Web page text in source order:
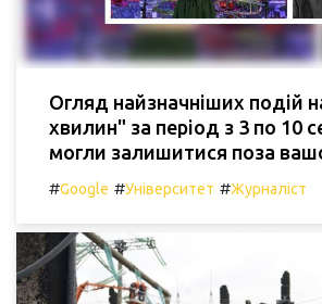
Огляд найзначніших подій
хвилин" за період з 3 по 10
могли залишитися поза
#Google #Університет #Журналіст